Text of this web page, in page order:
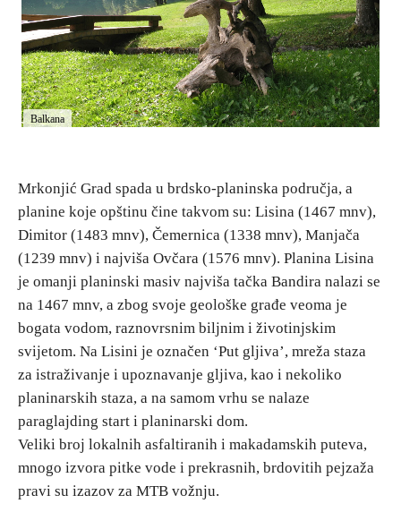
E-Brochure
Otkrij Srpsku
Balkana
Mrkonjić Grad spada u brdsko-planinska područja, a
planine koje opštinu čine takvom su: Lisina (1467 mnv),
Dimitor (1483 mnv), Čemernica (1338 mnv), Manjača
(1239 mnv) i najviša Ovčara (1576 mnv). Planina Lisina
je omanji planinski masiv najviša tačka Bandira nalazi se
na 1467 mnv, a zbog svoje geološke građe veoma je
bogata vodom, raznovrsnim biljnim i životinjskim
svijetom. Na Lisini je označen ‘Put gljiva’, mreža staza
za istraživanje i upoznavanje gljiva, kao i nekoliko
planinarskih staza, a na samom vrhu se nalaze
paraglajding start i planinarski dom.
Veliki broj lokalnih asfaltiranih i makadamskih puteva,
mnogo izvora pitke vode i prekrasnih, brdovitih pejzaža
pravi su izazov za MTB vožnju.